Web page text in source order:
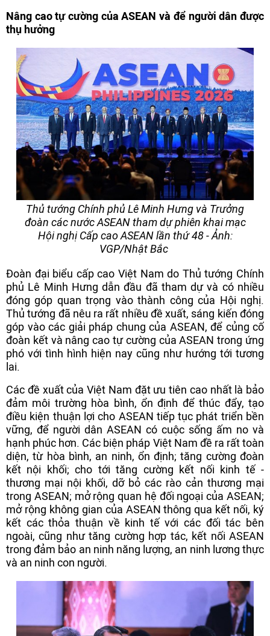
Nâng cao tự cường của ASEAN và để người dân được
thụ hưởng
Thủ tướng Chính phủ Lê Minh Hưng và Trưởng
đoàn các nước ASEAN tham dự phiên khai mạc
Hội nghị Cấp cao ASEAN lần thứ 48 - Ảnh:
VGP/Nhật Bắc
Đoàn đại biểu cấp cao Việt Nam do Thủ tướng Chính
phủ Lê Minh Hưng dẫn đầu đã tham dự và có nhiều
đóng góp quan trọng vào thành công của Hội nghị.
Thủ tướng đã nêu ra rất nhiều đề xuất, sáng kiến đóng
góp vào các giải pháp chung của ASEAN, để củng cố
đoàn kết và nâng cao tự cường của ASEAN trong ứng
phó với tình hình hiện nay cũng như hướng tới tương
lai.
Các đề xuất của Việt Nam đặt ưu tiên cao nhất là bảo
đảm môi trường hòa bình, ổn định để thúc đẩy, tạo
điều kiện thuận lợi cho ASEAN tiếp tục phát triển bền
vững, để người dân ASEAN có cuộc sống ấm no và
hạnh phúc hơn. Các biện pháp Việt Nam đề ra rất toàn
diện, từ hòa bình, an ninh, ổn định; tăng cường đoàn
kết nội khối; cho tới tăng cường kết nối kinh tế -
thương mại nội khối, dỡ bỏ các rào cản thương mại
trong ASEAN; mở rộng quan hệ đối ngoại của ASEAN;
mở rộng không gian của ASEAN thông qua kết nối, ký
kết các thỏa thuận về kinh tế với các đối tác bên
ngoài, cũng như tăng cường hợp tác, kết nối ASEAN
trong đảm bảo an ninh năng lượng, an ninh lương thực
và an ninh con người.